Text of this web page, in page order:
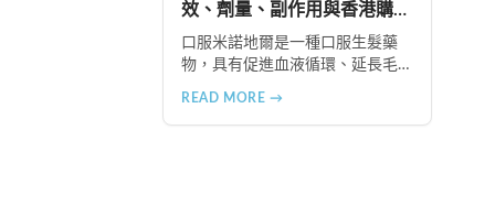
效、劑量、副作用與香港購買
方法
口服米諾地爾是一種口服生髮藥
物，具有促進血液循環、延長毛
READ MORE →